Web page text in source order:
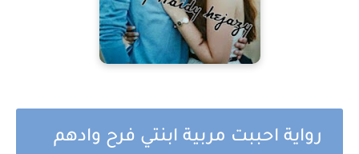
رواية احببت مربية ابنتي فرح وادهم